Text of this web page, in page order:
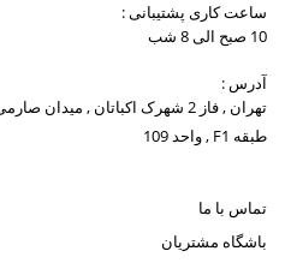
ساعت کاری پشتیبانی :
10 صبح الی 8 شب
آدرس :
تهران , فاز 2 شهرک اکباتان ,
طبقه F1 , واحد 109
تماس با ما
باشگاه مشتریان